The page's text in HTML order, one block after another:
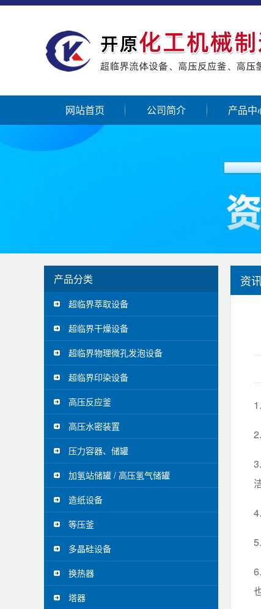
网站首页 公司简介 产品中
产品分类
超临界萃取设备
超临界干燥设备
超临界物理微孔发泡设备
超临界印染设备
高压反应釜
高压水密装置
压力容器、储罐
加氢站储罐 / 高压氢气储罐
造纸设备
等压釜
多晶硅设备
换热器
塔器
资